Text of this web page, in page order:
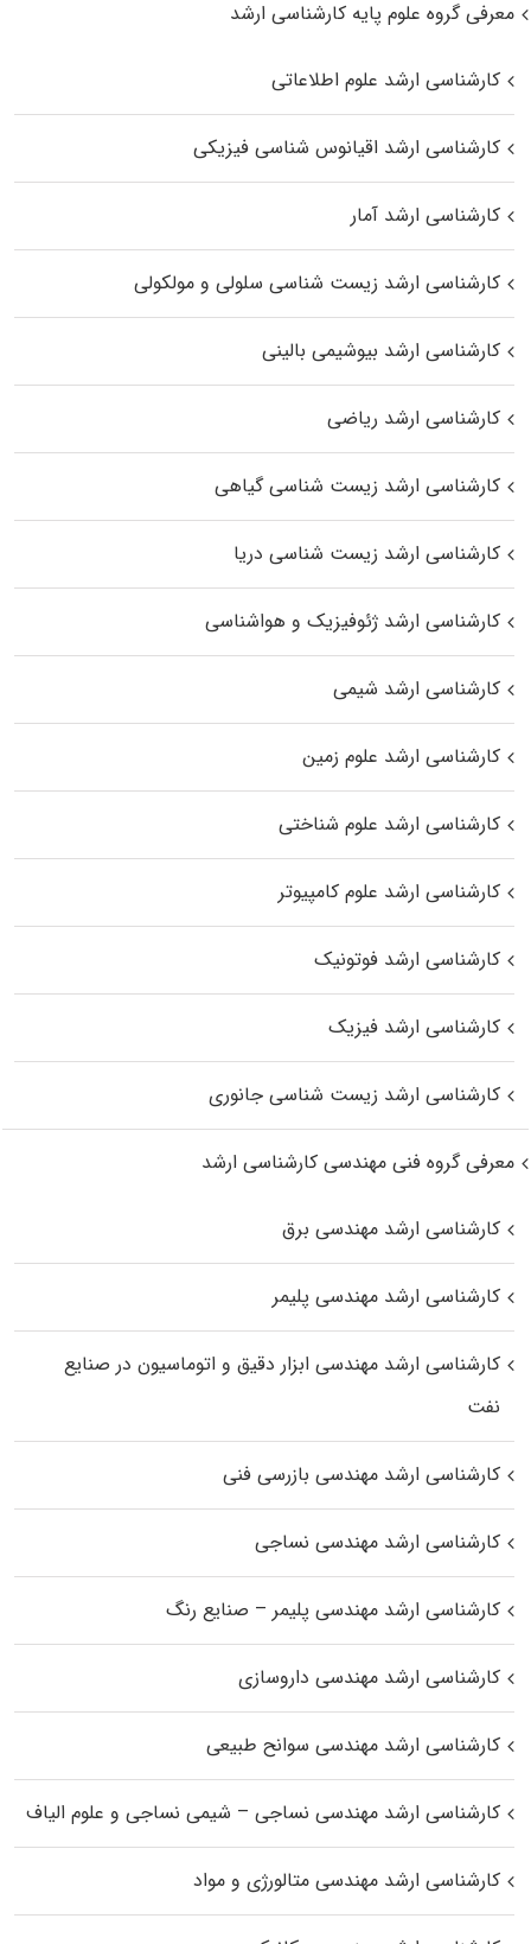
معرفی گروه علوم پایه کارشناسی ارشد
کارشناسی ارشد علوم اطلاعاتی
کارشناسی ارشد اقیانوس‌ شناسی فیزیکی
کارشناسی ارشد آمار
کارشناسی ارشد زیست شناسی سلولی و مولکولی
کارشناسی ارشد بیوشیمی بالینی
کارشناسی ارشد ریاضی
کارشناسی ارشد زیست‌ شناسی گیاهی
کارشناسی ارشد زیست‌ شناسی دریا
کارشناسی ارشد ژئوفیزیک و هواشناسی
کارشناسی ارشد شیمی
کارشناسی ارشد علوم زمین
کارشناسی ارشد علوم شناختی
کارشناسی ارشد علوم کامپیوتر
کارشناسی ارشد فوتونیک
کارشناسی ارشد فیزیک
کارشناسی ارشد زیست‌ شناسی جانوری
معرفی گروه فنی مهندسی کارشناسی ارشد
کارشناسی ارشد مهندسی برق
کارشناسی ارشد مهندسی پلیمر
کارشناسی ارشد مهندسی ابزار دقیق و اتوماسیون در صنایع
نفت
کارشناسی ارشد مهندسی بازرسی فنی
کارشناسی ارشد مهندسی نساجی
کارشناسی ارشد مهندسی پلیمر – صنایع رنگ
کارشناسی ارشد مهندسی داروسازی
کارشناسی ارشد مهندسی سوانح طبیعی
کارشناسی ارشد مهندسی نساجی – شیمی نساجی و علوم الیاف
کارشناسی ارشد مهندسی متالورژی و مواد